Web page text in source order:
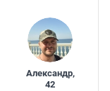
Александр,
42